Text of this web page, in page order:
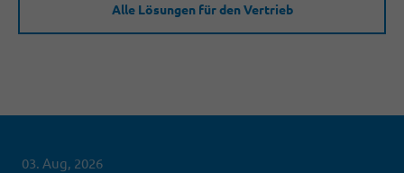
Alle Lösungen für den Vertrieb
03. Aug, 2026